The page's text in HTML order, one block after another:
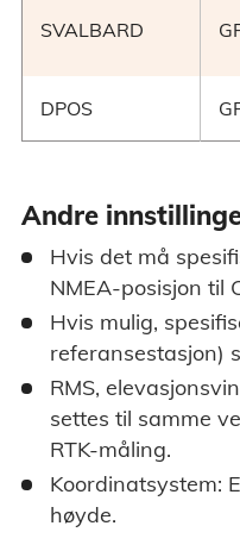
SVALBARD
DPOS
Andre
Hvis det må
NMEA-posisjon til
Hvis mulig,
referansestasjon)
RMS,
settes til samme
RTK-måling.
Koordinatsystem:
høyde.